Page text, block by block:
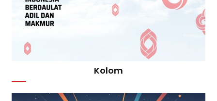
Kolom